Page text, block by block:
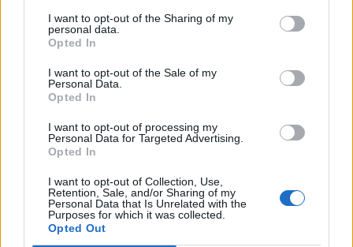
I want to opt-out of the Sharing of my
personal data.
Opted In
I want to opt-out of the Sale of my
Personal Data.
Opted In
I want to opt-out of processing my
Personal Data for Targeted Advertising.
Opted In
I want to opt-out of Collection, Use,
Retention, Sale, and/or Sharing of my
Personal Data that Is Unrelated with the
Purposes for which it was collected.
Opted Out
Máltai kaland 7.
10 tanács, ha jobban akarod érezni magad
Egy ház, amely a tengerre és a fényre